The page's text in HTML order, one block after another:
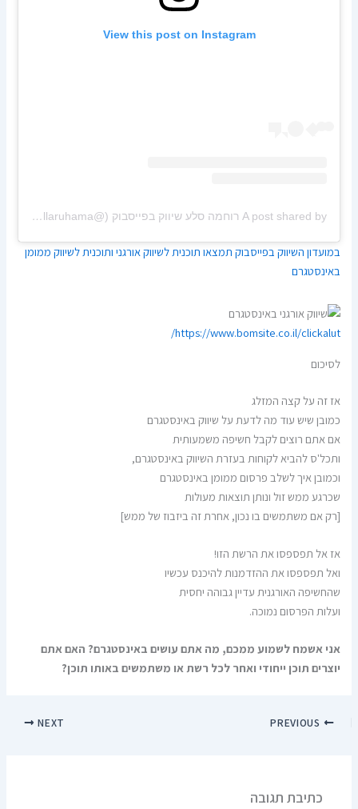
View this post on Instagram
A post shared by רוחמה סלע שיווק בפייסבוק (@sellaruhama)
במועדון השיווק בפייסבוק תמצאו תוכנית לשיווק אורגני ותוכנית לשיווק ממומן
באינסטגרם
https://www.bomsite.co.il/clickalut/
לסיכום
אז זה על קצה המזלג
כמובן שיש עוד מה לדעת על שיווק באינסטגרם
אם אתם רוצים לקבל חשיפה משמעותית
ותכל'ס להביא לקוחות בעזרת השיווק באינסטגרם,
וכמובן איך לשלב פרסום ממומן באינסטגרם
שכרגע ממש זול ונותן תוצאות מעולות
[רק אם משתמשים בו נכון, אחרת זה ביזבוז של ממש]
אז אל תפספסו את הרשת הזו!
ואל תפספסו את ההזדמנות להיכנס עכשיו
שהחשיפה האורגנית עדיין גבוהה יחסית
ועלות הפרסום נמוכה.
אני אשמח לשמוע ממכם, מה אתם עושים באינסטגרם? האם אתם
יוצרים תוכן ייחודי ואחר לכל רשת או משתמשים באותו תוכן?
NEXT
כתיבת תגובה